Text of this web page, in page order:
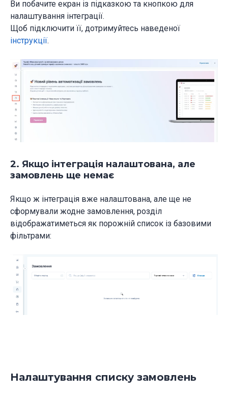
Ви побачите екран із підказкою та кнопкою для
налаштування інтеграції.
Щоб підключити її, дотримуйтесь наведеної
інструкції.
2. Якщо інтеграція налаштована, але
замовлень ще немає
Якщо ж інтеграція вже налаштована, але ще не
сформували жодне замовлення, розділ
відображатиметься як порожній список із базовими
фільтрами:
Налаштування списку замовлень